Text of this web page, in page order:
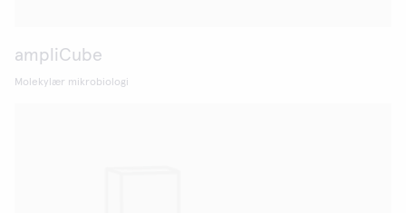
ampliCube
Molekylær mikrobiologi